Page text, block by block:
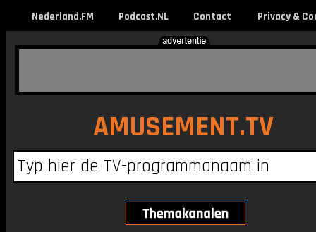
Nederland.FM Podcast.NL Contact Privacy &
AMUSEMENT.TV